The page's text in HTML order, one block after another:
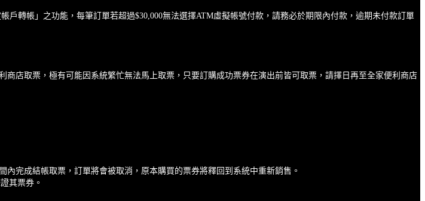
轉帳」之功能，每筆訂單若超過$30,000無法選擇ATM虛擬帳號付款，請務必於期限內付款，逾期未付款訂單
店取票，極有可能因系統繁忙無法馬上取票，只要訂購成功票券在演出前皆可取票，請擇日再至全家便利商店
完成結帳取票，訂單將會被取消，原本購買的票券將釋回到系統中重新銷售。
其票券。